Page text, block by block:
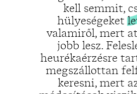
kell semmit,
hülyeségeket
valamiről, mert
jobb lesz.
heurékaérzésre
megszállottan
keresni, mert